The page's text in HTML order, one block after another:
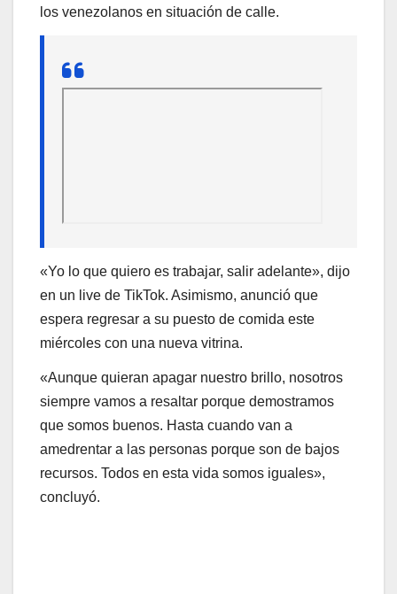
los venezolanos en situación de calle.
«Yo lo que quiero es trabajar, salir adelante», dijo
en un live de TikTok. Asimismo, anunció que
espera regresar a su puesto de comida este
miércoles con una nueva vitrina.
«Aunque quieran apagar nuestro brillo, nosotros
siempre vamos a resaltar porque demostramos
que somos buenos. Hasta cuando van a
amedrentar a las personas porque son de bajos
recursos. Todos en esta vida somos iguales»,
concluyó.